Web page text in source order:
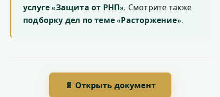
услуге «Защита от РНП». Смотрите также
подборку дел по теме «Расторжение».
📄 Открыть документ